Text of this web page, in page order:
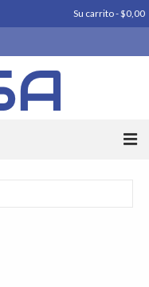
Su carrito-$0,00